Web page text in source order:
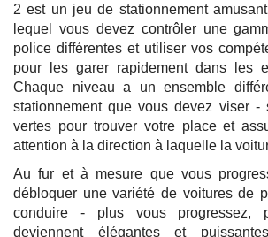
2 est un jeu de stationnement
lequel vous devez contrôler une
police différentes et utiliser vos
pour les garer rapidement dans les
Chaque niveau a un ensemble
stationnement que vous devez viser -
vertes pour trouver votre place et
attention à la direction à laquelle la
Au fur et à mesure que vous
débloquer une variété de voitures de
conduire - plus vous progressez,
deviennent élégantes et